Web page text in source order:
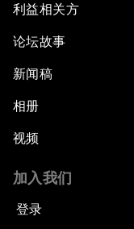
利益相关方
论坛故事
新闻稿
相册
视频
加入我们
登录